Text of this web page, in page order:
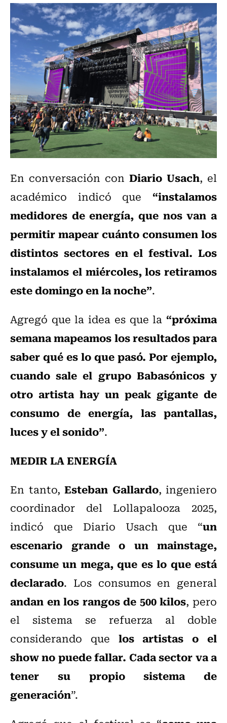
En conversación con Diario Usach, el
académico indicó que “instalamos
medidores de energía, que nos van a
permitir mapear cuánto consumen los
distintos sectores en el festival. Los
instalamos el miércoles, los retiramos
este domingo en la noche”.
Agregó que la idea es que la “próxima
semana mapeamos los resultados para
saber qué es lo que pasó. Por ejemplo,
cuando sale el grupo Babasónicos y
otro artista hay un peak gigante de
consumo de energía, las pantallas,
luces y el sonido”.
MEDIR LA ENERGÍA
En tanto, Esteban Gallardo, ingeniero
coordinador del Lollapalooza 2025,
indicó que Diario Usach que “un
escenario grande o un mainstage,
consume un mega, que es lo que está
declarado. Los consumos en general
andan en los rangos de 500 kilos, pero
el sistema se refuerza al doble
considerando que los artistas o el
show no puede fallar. Cada sector va a
tener su propio sistema de
generación”.